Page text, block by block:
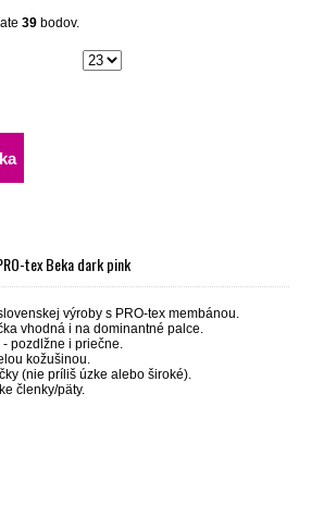
39 bodov.
tex Beka dark pink
výroby s PRO-tex membánou.
vhodná i na dominantné palce.
pozdlžne i priečne.
kožušinou.
(nie príliš úzke alebo široké).
členky/päty.